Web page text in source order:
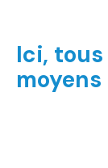
Ici,
moyens